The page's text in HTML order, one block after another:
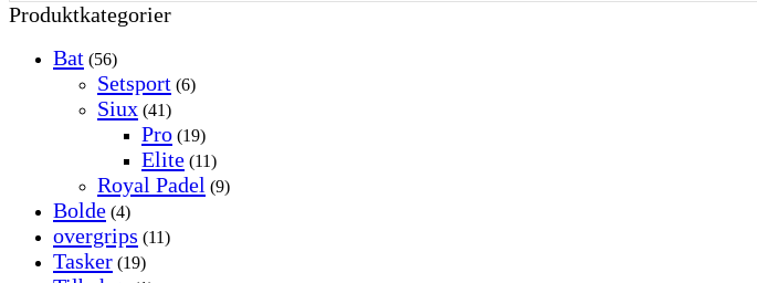
Produktkategorier
Bat (56)
Setsport (6)
Siux (41)
Pro (19)
Elite (11)
Royal Padel (9)
Bolde (4)
overgrips (11)
Tasker (19)